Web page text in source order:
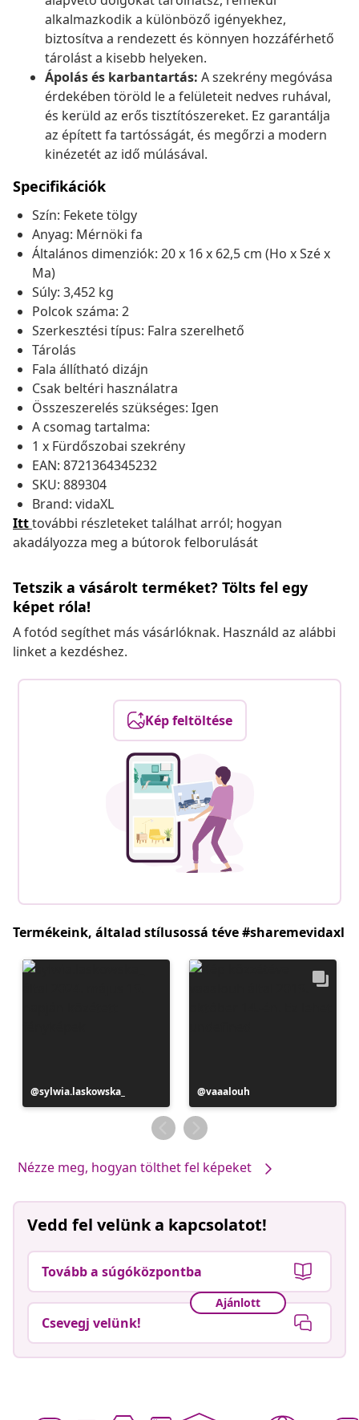
alkalmazkodik a különböző igényekhez,
biztosítva a rendezett és könnyen hozzáférhető
tárolást a kisebb helyeken.
Ápolás és karbantartás: A szekrény megóvása
érdekében töröld le a felületeit nedves ruhával,
és kerüld az erős tisztítószereket. Ez garantálja
az épített fa tartósságát, és megőrzi a modern
kinézetét az idő múlásával.
Specifikációk
Szín: Fekete tölgy
Anyag: Mérnöki fa
Általános dimenziók: 20 x 16 x 62,5 cm (Ho x Szé x
Ma)
Súly: 3,452 kg
Polcok száma: 2
Szerkesztési típus: Falra szerelhető
Tárolás
Fala állítható dizájn
Csak beltéri használatra
Összeszerelés szükséges: Igen
A csomag tartalma:
1 x Fürdőszobai szekrény
EAN: 8721364345232
SKU: 889304
Brand: vidaXL
Itttovábbi részleteket találhat arról; hogyan
akadályozza meg a bútorok felborulását
Tetszik a vásárolt terméket? Tölts fel egy
képet róla!
A fotód segíthet más vásárlóknak. Használd az alábbi
linket a kezdéshez.
Kép feltöltése
Termékeink, általad stílusossá téve #sharemevidaxl
Bejegyzés
közzétevője
sylwia.laskowska_
Bejegyzés
közzétevője
vaaalouh
Nézze meg, hogyan tölthet fel képeket
Vedd fel velünk a kapcsolatot!
Tovább a súgóközpontba
Ajánlott
Csevegj velünk!